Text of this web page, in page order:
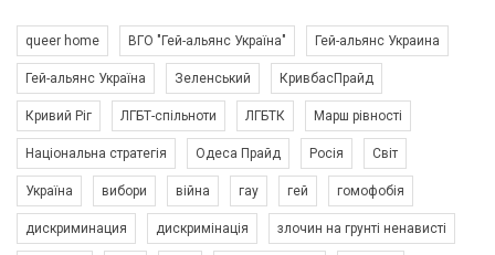
00:58
Зупинимо насильство проти ЛГБТ в Україні! Stop violence against LGBT in Ukraine!
queer home ВГО "Гей-альянс Україна" Гей-альянс Украина
Гей-альянс Україна Зеленський КривбасПрайд
Кривий Ріг ЛГБТ-спільноти ЛГБТК Марш рівності
Національна стратегія Одеса Прайд Росія Світ
Україна вибори війна гау гей гомофобія
дискриминация дискримінація злочин на грунті ненависті